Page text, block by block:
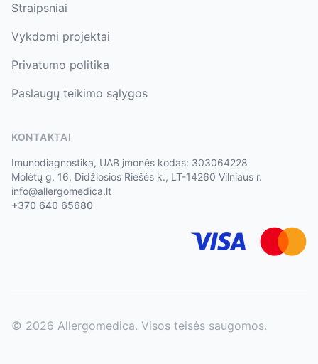
Straipsniai
Vykdomi projektai
Privatumo politika
Paslaugų teikimo sąlygos
KONTAKTAI
Imunodiagnostika, UAB įmonės kodas: 303064228
Molėtų g. 16, Didžiosios Riešės k., LT-14260 Vilniaus r.
info@allergomedica.lt
+370 640 65680
© 2026 Allergomedica. Visos teisės saugomos.